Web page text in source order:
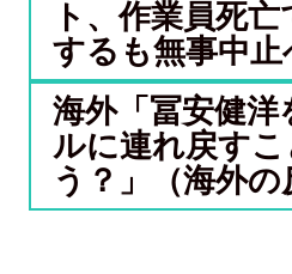
ト、作業員死
するも無事中止
海外「冨安健洋
ルに連れ戻す
う？」（海外の